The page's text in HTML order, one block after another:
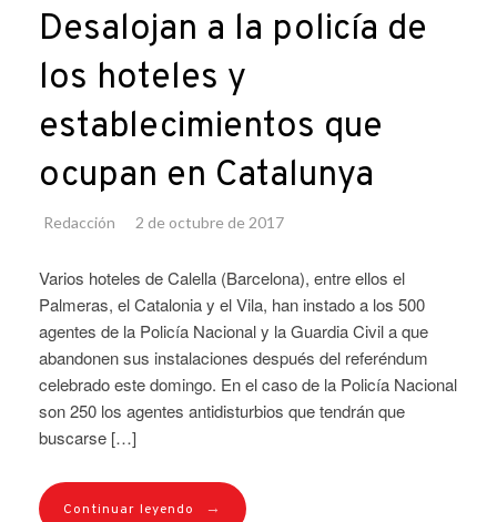
Desalojan a la policía de
los hoteles y
establecimientos que
ocupan en Catalunya
Redacción 2 de octubre de 2017
Varios hoteles de Calella (Barcelona), entre ellos el
Palmeras, el Catalonia y el Vila, han instado a los 500
agentes de la Policía Nacional y la Guardia Civil a que
abandonen sus instalaciones después del referéndum
celebrado este domingo. En el caso de la Policía Nacional
son 250 los agentes antidisturbios que tendrán que
buscarse […]
Continuar leyendo →